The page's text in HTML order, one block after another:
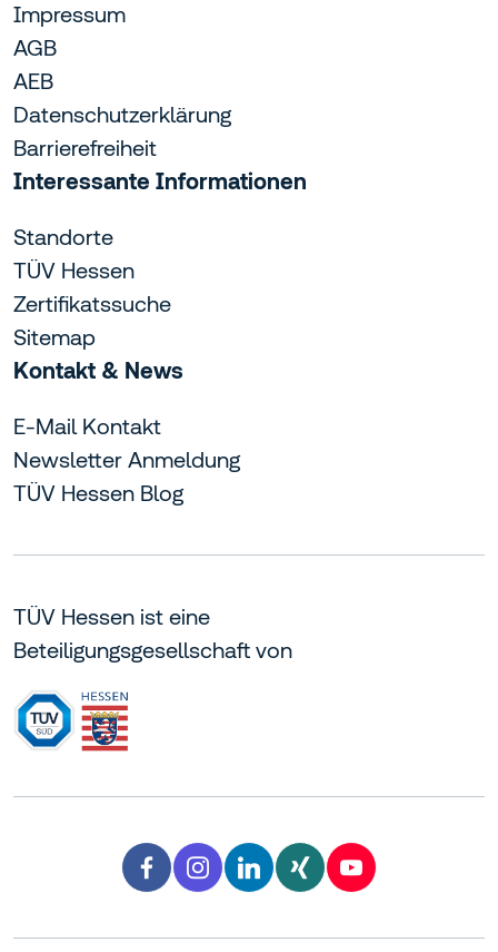
Impressum
AGB
AEB
Datenschutzerklärung
Barrierefreiheit
Interessante Informationen
Standorte
TÜV Hessen
Zertifikatssuche
Sitemap
Kontakt & News
E-Mail Kontakt
Newsletter Anmeldung
TÜV Hessen Blog
TÜV Hessen ist eine
Beteiligungsgesellschaft von
facebook
Facebook TÜV Hessen
instagram
Instagram TÜV Hessen
linkedin
LinkedIn TÜV Hessen
xing
Xing TÜV Hessen
youtube
YouTube TÜV